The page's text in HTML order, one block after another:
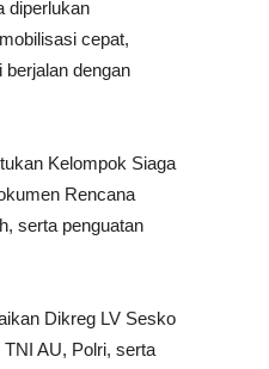
diperlukan
cepat,
dengan
Kelompok Siaga
Rencana
serta penguatan
Dikreg LV Sesko
AU, Polri, serta